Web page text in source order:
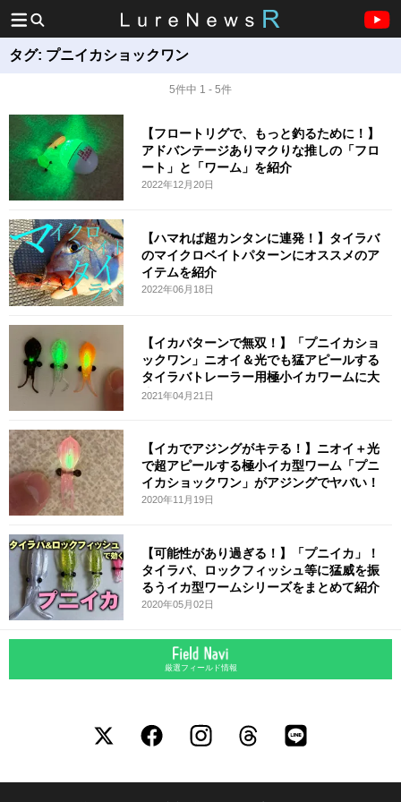
タグ: プニイカショックワン
5件中 1 - 5件
【フロートリグで、もっと釣るために！】
アドバンテージありマクりな推しの「フロ
ート」と「ワーム」を紹介
2022年12月20日
【ハマれば超カンタンに連発！】タイラバ
のマイクロベイトパターンにオススメのア
イテムを紹介
2022年06月18日
【イカパターンで無双！】「プニイカショ
ックワン」ニオイ＆光でも猛アピールする
タイラバトレーラー用極小イカワームに大
注
2021年04月21日
【イカでアジングがキテる！】ニオイ＋光
で超アピールする極小イカ型ワーム「プニ
イカショックワン」がアジングでヤバい！
2020年11月19日
【可能性があり過ぎる！】「プニイカ」！
タイラバ、ロックフィッシュ等に猛威を振
るうイカ型ワームシリーズをまとめて紹介
2020年05月02日
厳選フィールド情報